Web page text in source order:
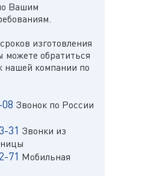
Вашим
изготовления
можете обратиться
нашей компании по
Звонок по России
31 Звонки из
71 Мобильная